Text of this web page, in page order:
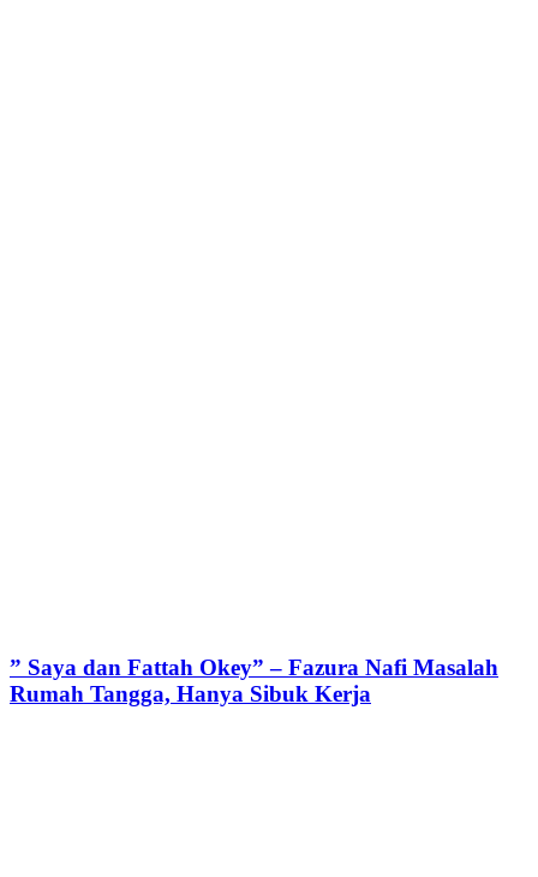
” Saya dan Fattah Okey” – Fazura Nafi Masalah
Rumah Tangga, Hanya Sibuk Kerja